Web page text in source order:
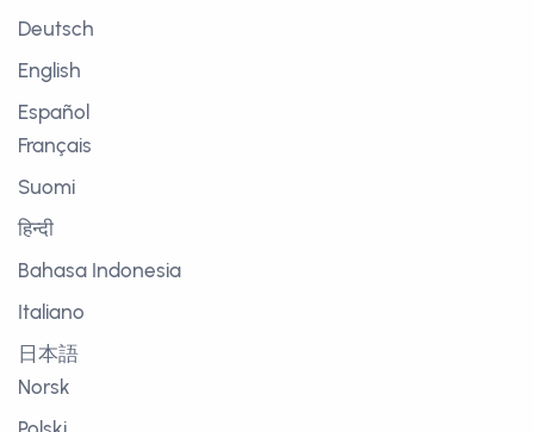
Deutsch
English
Español
Français
Suomi
हिन्दी
Bahasa Indonesia
Italiano
日本語
Norsk